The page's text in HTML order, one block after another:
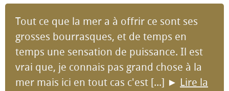
Tout ce que la mer a à offrir ce sont ses
grosses bourrasques, et de temps en
temps une sensation de puissance. Il est
vrai que, je connais pas grand chose à la
mer mais ici en tout cas c'est [...] ► Lire la